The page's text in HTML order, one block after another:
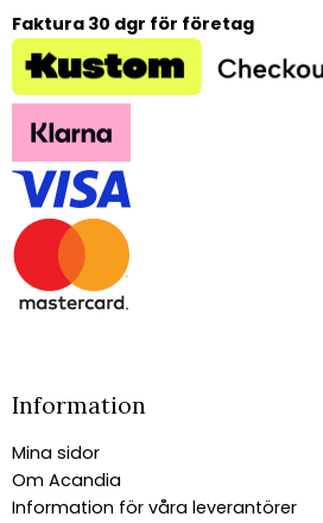
Faktura 30 dgr för företag
Information
Mina sidor
Om Acandia
Information för våra leverantörer